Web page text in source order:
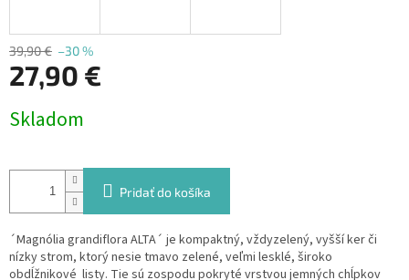
39,90 € –30 %
27,90 €
cena:
Skladom
Pridať do košíka
´Magnólia grandiflora ALTA´ je kompaktný, vždyzelený, vyšší ker či
nízky strom, ktorý nesie tmavo zelené, veľmi lesklé, široko
obdĺžnikové listy. Tie sú zospodu pokryté vrstvou jemných chĺpkov